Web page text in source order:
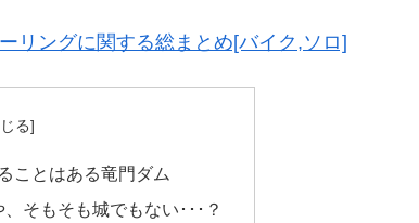
リングに関する総まとめ[バイク,ソロ]
ことはある竜門ダム
そもそも城でもない･･･？